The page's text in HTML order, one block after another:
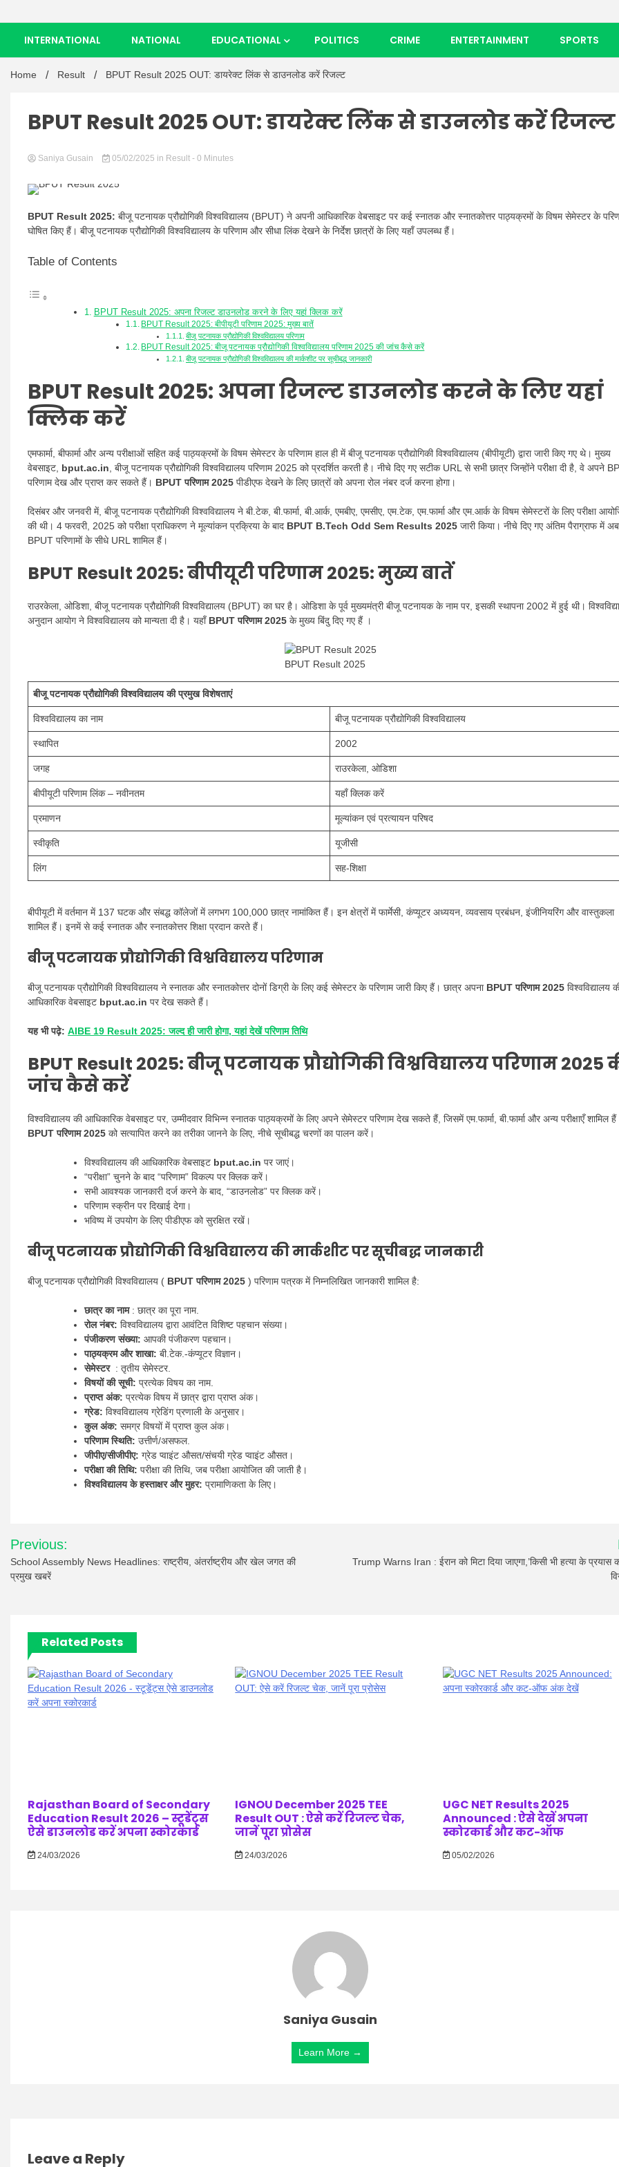
INTERNATIONAL NATIONAL EDUCATIONAL POLITICS CRIME ENTERTAINMENT SPORTS
Home Result BPUT Result 2025 OUT: डायरेक्ट लिंक से डाउनलोड करें रिजल्ट
BPUT Result 2025 OUT: डायरेक्ट लिंक से डाउनलोड करें रिजल्ट
Saniya Gusain 05/02/2025 in Result - 0 Minutes
BPUT Result 2025: बीजू पटनायक प्रौद्योगिकी विश्वविद्यालय (BPUT) ने अपनी आधिकारिक वेबसाइट पर कई स्नातक और स्नातकोत्तर पाठ्यक्रमों के विषम सेमेस्टर के
घोषित किए हैं। बीजू पटनायक प्रौद्योगिकी विश्वविद्यालय के परिणाम और सीधा लिंक देखने के निर्देश छात्रों के लिए यहाँ उपलब्ध हैं।
Table of Contents
BPUT Result 2025: अपना रिजल्ट डाउनलोड करने के लिए यहां क्लिक करें
BPUT Result 2025: बीपीयूटी परिणाम 2025: मुख्य बातें
बीजू पटनायक प्रौद्योगिकी विश्वविद्यालय परिणाम
BPUT Result 2025: बीजू पटनायक प्रौद्योगिकी विश्वविद्यालय परिणाम 2025 की जांच कैसे करें
बीजू पटनायक प्रौद्योगिकी विश्वविद्यालय की मार्कशीट पर सूचीबद्ध जानकारी
BPUT Result 2025: अपना रिजल्ट डाउनलोड करने के लिए यहां
क्लिक करें
एमफार्मा, बीफार्मा और अन्य परीक्षाओं सहित कई पाठ्यक्रमों के विषम सेमेस्टर के परिणाम हाल ही में बीजू पटनायक प्रौद्योगिकी विश्वविद्यालय (बीपीयूटी) द्वारा जारी किए गए थे। मुख्य
वेबसाइट, bput.ac.in, बीजू पटनायक प्रौद्योगिकी विश्वविद्यालय परिणाम 2025 को प्रदर्शित करती है। नीचे दिए गए सटीक URL से सभी छात्र जिन्होंने परीक्षा दी है, वे अपने
परिणाम देख और प्राप्त कर सकते हैं। BPUT परिणाम 2025 पीडीएफ देखने के लिए छात्रों को अपना रोल नंबर दर्ज करना होगा।
दिसंबर और जनवरी में, बीजू पटनायक प्रौद्योगिकी विश्वविद्यालय ने बी.टेक, बी.फार्मा, बी.आर्क, एमबीए, एमसीए, एम.टेक, एम.फार्मा और एम.आर्क के विषम सेमेस्टरों के लिए परीक्षा
की थी। 4 फरवरी, 2025 को परीक्षा प्राधिकरण ने मूल्यांकन प्रक्रिया के बाद BPUT B.Tech Odd Sem Results 2025 जारी किया। नीचे दिए गए अंतिम पैराग्राफ में अब
BPUT परिणामों के सीधे URL शामिल हैं।
BPUT Result 2025:बीपीयूटी परिणाम 2025: मुख्य बातें
राउरकेला, ओडिशा, बीजू पटनायक प्रौद्योगिकी विश्वविद्यालय (BPUT) का घर है। ओडिशा के पूर्व मुख्यमंत्री बीजू पटनायक के नाम पर, इसकी स्थापना 2002 में हुई थी।
अनुदान आयोग ने विश्वविद्यालय को मान्यता दी है। यहाँ BPUT परिणाम 2025 के मुख्य बिंदु दिए गए हैं ।
BPUT Result 2025
बीजू पटनायक प्रौद्योगिकी विश्वविद्यालय की प्रमुख विशेषताएं
विश्वविद्यालय का नाम बीजू पटनायक प्रौद्योगिकी विश्वविद्यालय
स्थापित 2002
जगह राउरकेला, ओडिशा
बीपीयूटी परिणाम लिंक – नवीनतम यहाँ क्लिक करें
प्रमाणन मूल्यांकन एवं प्रत्यायन परिषद
स्वीकृति यूजीसी
लिंग सह-शिक्षा
बीपीयूटी में वर्तमान में 137 घटक और संबद्ध कॉलेजों में लगभग 100,000 छात्र नामांकित हैं। इन क्षेत्रों में फार्मेसी, कंप्यूटर अध्ययन, व्यवसाय प्रबंधन, इंजीनियरिंग और वास्तुकला
शामिल हैं। इनमें से कई स्नातक और स्नातकोत्तर शिक्षा प्रदान करते हैं।
बीजू पटनायक प्रौद्योगिकी विश्वविद्यालय परिणाम
बीजू पटनायक प्रौद्योगिकी विश्वविद्यालय ने स्नातक और स्नातकोत्तर दोनों डिग्री के लिए कई सेमेस्टर के परिणाम जारी किए हैं। छात्र अपना BPUT परिणाम 2025 विश्वविद्यालय
आधिकारिक वेबसाइट bput.ac.in पर देख सकते हैं।
यह भी पढ़े: AIBE 19 Result 2025: जल्द ही जारी होगा, यहां देखें परिणाम तिथि
BPUT Result 2025:बीजू पटनायक प्रौद्योगिकी विश्वविद्यालय परिणाम 2025
जांच कैसे करें
विश्वविद्यालय की आधिकारिक वेबसाइट पर, उम्मीदवार विभिन्न स्नातक पाठ्यक्रमों के लिए अपने सेमेस्टर परिणाम देख सकते हैं, जिसमें एम.फार्मा, बी.फार्मा और अन्य परीक्षाएँ शामिल
BPUT परिणाम 2025 को सत्यापित करने का तरीका जानने के लिए, नीचे सूचीबद्ध चरणों का पालन करें।
विश्वविद्यालय की आधिकारिक वेबसाइट bput.ac.in पर जाएं।
“परीक्षा” चुनने के बाद “परिणाम” विकल्प पर क्लिक करें।
सभी आवश्यक जानकारी दर्ज करने के बाद, “डाउनलोड” पर क्लिक करें।
परिणाम स्क्रीन पर दिखाई देगा।
भविष्य में उपयोग के लिए पीडीएफ को सुरक्षित रखें।
बीजू पटनायक प्रौद्योगिकी विश्वविद्यालय की मार्कशीट पर सूचीबद्ध जानकारी
बीजू पटनायक प्रौद्योगिकी विश्वविद्यालय ( BPUT परिणाम 2025 ) परिणाम पत्रक में निम्नलिखित जानकारी शामिल है:
छात्र का नाम: छात्र का पूरा नाम.
रोल नंबर: विश्वविद्यालय द्वारा आवंटित विशिष्ट पहचान संख्या।
पंजीकरण संख्या: आपकी पंजीकरण पहचान।
पाठ्यक्रम और शाखा: बी.टेक.-कंप्यूटर विज्ञान।
सेमेस्टर : तृतीय सेमेस्टर.
विषयों की सूची: प्रत्येक विषय का नाम.
प्राप्त अंक: प्रत्येक विषय में छात्र द्वारा प्राप्त अंक।
ग्रेड: विश्वविद्यालय ग्रेडिंग प्रणाली के अनुसार।
कुल अंक: समग्र विषयों में प्राप्त कुल अंक।
परिणाम स्थिति: उत्तीर्ण/असफल.
जीपीए/सीजीपीए: ग्रेड प्वाइंट औसत/संचयी ग्रेड प्वाइंट औसत।
परीक्षा की तिथि: परीक्षा की तिथि, जब परीक्षा आयोजित की जाती है।
विश्वविद्यालय के हस्ताक्षर और मुहर: प्रामाणिकता के लिए।
Post
navigation
Previous:
School Assembly News Headlines: राष्ट्रीय, अंतर्राष्ट्रीय और खेल जगत की
प्रमुख खबरें
Trump Warns Iran : ईरान को मिटा दिया जाएगा,’किसी भी हत्या के प्रयास
Related Posts
Rajasthan Board of Secondary
Education Result 2026 – स्टूडेंट्स
ऐसे डाउनलोड करें अपना स्कोरकार्ड
24/03/2026
IGNOU December 2025 TEE
Result OUT : ऐसे करें रिजल्ट चेक,
जानें पूरा प्रोसेस
24/03/2026
UGC NET Results 2025
Announced : ऐसे देखें अपना
स्कोरकार्ड और कट-ऑफ
05/02/2026
Saniya Gusain
Learn More →
Leave a Reply